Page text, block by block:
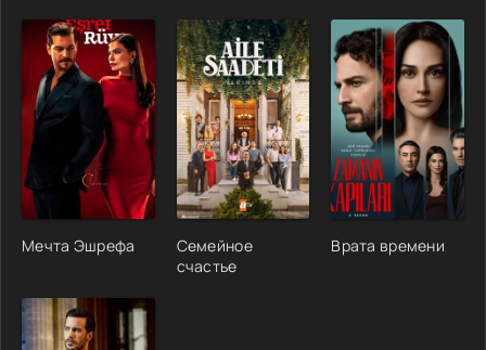
Мечта Эшрефа
Семейное
счастье
Врата времени